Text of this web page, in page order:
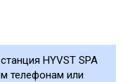
HYVST SPA
телефонам или